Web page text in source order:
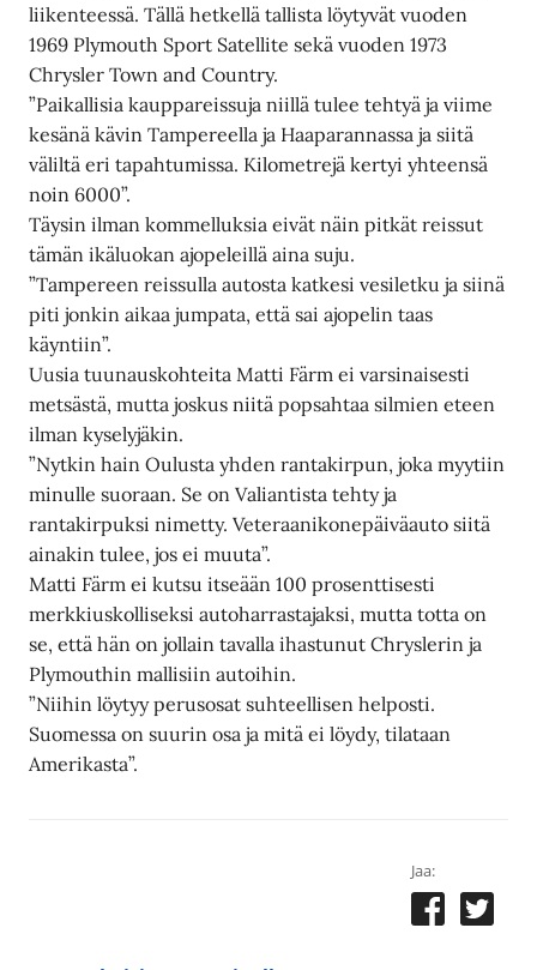
liikenteessä. Tällä hetkellä tallista löytyvät vuoden
1969 Plymouth Sport Satellite sekä vuoden 1973
Chrysler Town and Country.
”Paikallisia kauppareissuja niillä tulee tehtyä ja viime
kesänä kävin Tampereella ja Haaparannassa ja siitä
väliltä eri tapahtumissa. Kilometrejä kertyi yhteensä
noin 6000”.
Täysin ilman kommelluksia eivät näin pitkät reissut
tämän ikäluokan ajopeleillä aina suju.
”Tampereen reissulla autosta katkesi vesiletku ja siinä
piti jonkin aikaa jumpata, että sai ajopelin taas
käyntiin”.
Uusia tuunauskohteita Matti Färm ei varsinaisesti
metsästä, mutta joskus niitä popsahtaa silmien eteen
ilman kyselyjäkin.
”Nytkin hain Oulusta yhden rantakirpun, joka myytiin
minulle suoraan. Se on Valiantista tehty ja
rantakirpuksi nimetty. Veteraanikonepäiväauto siitä
ainakin tulee, jos ei muuta”.
Matti Färm ei kutsu itseään 100 prosenttisesti
merkkiuskolliseksi autoharrastajaksi, mutta totta on
se, että hän on jollain tavalla ihastunut Chryslerin ja
Plymouthin mallisiin autoihin.
”Niihin löytyy perusosat suhteellisen helposti.
Suomessa on suurin osa ja mitä ei löydy, tilataan
Amerikasta”.
Jaa: